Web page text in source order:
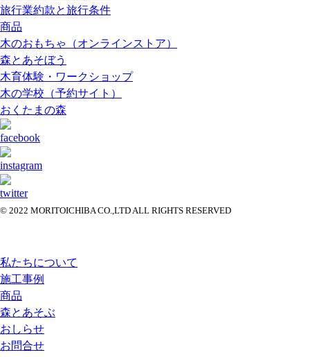
旅行業約款と旅行条件
商品
木のおもちゃ（オンラインストア）
森とあそぼう
木育体験・ワークショップ
木の学校（予約サイト）
おくたまの森
© 2022 MORITOICHIBA CO.,LTD ALL RIGHTS RESERVED
私たちについて
施工事例
商品
森とあそぶ
おしらせ
お問合せ